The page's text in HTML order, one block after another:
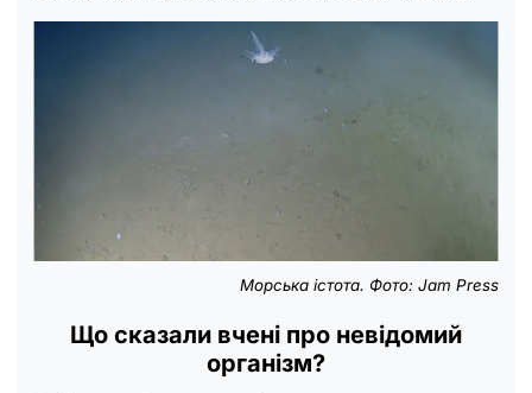
Морська істота. Фото: Jam Press
Що сказали вчені про невідомий
організм?